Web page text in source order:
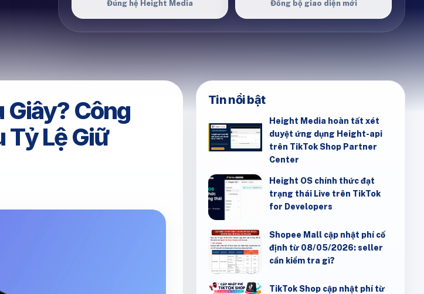
Đúng hệ Height Media Đồng bộ giao diện mới
Giây? Công
Lệ Giữ
Tin nổi bật
Height Media hoàn tất xét
duyệt ứng dụng Height-api
trên TikTok Shop Partner
Center
Height OS chính thức đạt
trạng thái Live trên TikTok
for Developers
Shopee Mall cập nhật phí cố
định từ 08/05/2026: seller
cần kiểm tra gì?
TikTok Shop cập nhật phí từ